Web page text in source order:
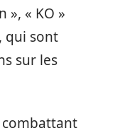
», « KO »
qui sont
sur les
combattant